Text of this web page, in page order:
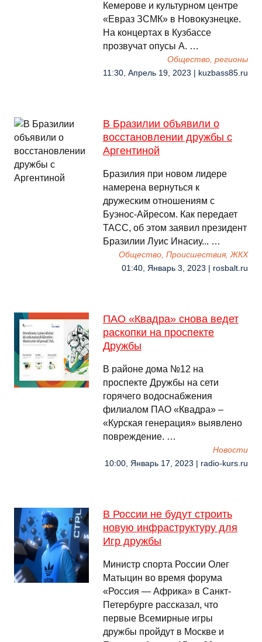
Кемерове и культурном центре
«Евраз ЗСМК» в Новокузнецке.
На концертах в Кузбассе
прозвучат опусы А. …
Общество, регионы
11:30, Апрель 19, 2023 | kuzbass85.ru
В Бразилии объявили о
восстановлении дружбы с
Аргентиной
Бразилия при новом лидере
намерена вернуться к
дружеским отношениям с
Буэнос-Айресом. Как передает
ТАСС, об этом заявил президент
Бразилии Луис Инасиу... …
Общество, Происшествия, ЖКХ
01:40, Январь 3, 2023 | rosbalt.ru
ПАО «Квадра» снова ведет
раскопки на проспекте
Дружбы
В районе дома №12 на
проспекте Дружбы на сети
горячего водоснабжения
филиалом ПАО «Квадра» –
«Курская генерация» выявлено
повреждение. …
Новости
10:00, Январь 17, 2023 | radio-kurs.ru
В России не будут строить
новую инфраструктуру для
Игр дружбы
Министр спорта России Олег
Матыцин во время форума
«Россия — Африка» в Санкт-
Петербурге рассказал, что
первые Всемирные игры
дружбы пройдут в Москве и